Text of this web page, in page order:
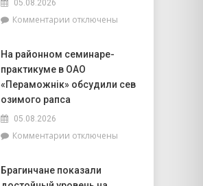
05.08.2026
Комментариик
на
воде
–
общая
и
усиливают
отключены
На районном семинаре-
практикуме в ОАО
«Пераможнік» обсудили сев
озимого рапса
05.08.2026
Комментариик
районном
отключены
Брагинчане показали